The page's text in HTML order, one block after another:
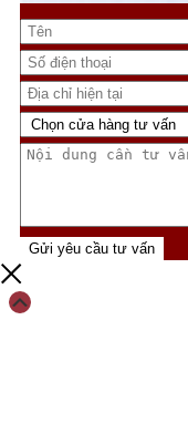
Gửi yêu cầu tư vấn
Scroll